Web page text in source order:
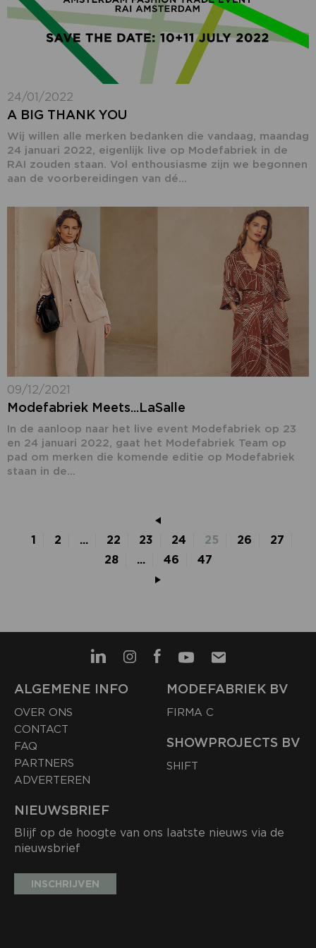
24/01/2022
A BIG THANK YOU
Wij willen alle merken bedanken die vandaag, maandag
24 januari 2022, eigenlijk live op Modefabriek in de
RAI zouden staan. Vol enthousiasme zijn we begonnen
aan de voorbereidingen van dé...
09/12/2021
Modefabriek Meets...LaSalle
In de aanloop naar het live event Modefabriek op 23
en 24 januari 2022, gaat het Modefabriek Team op
pad om merken die komende editie op Modefabriek
staan in de...
1 2 ... 22 23 24 25 26
27
28
... 46 47
ALGEMENE INFO
OVER ONS
CONTACT
FAQ
PARTNERS
ADVERTEREN
MODEFABRIEK BV
FIRMA C
SHOWPROJECTS BV
SHIFT
NIEUWSBRIEF
Blijf op de hoogte van ons laatste nieuws via de
nieuwsbrief
INSCHRIJVEN